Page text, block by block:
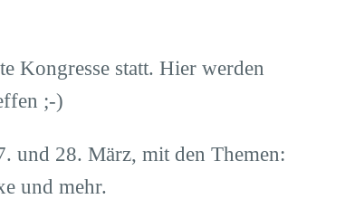
Kongresse statt. Hier werden
;-)
und 28. März, mit den Themen:
und mehr.